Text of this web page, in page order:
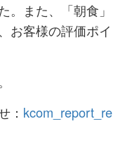
。また、「朝食」
お客様の評価ポイ
： kcom_report_re